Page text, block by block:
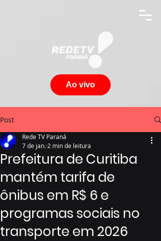
Ao vivo
Post
Prefeitura de Curitiba
mantém tarifa de
ônibus em R$ 6 e
programas sociais no
transporte em 2026
Rede TV Paraná
7 de jan. 2 min de leitura